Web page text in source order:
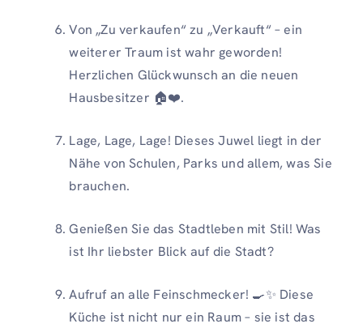
Von „Zu verkaufen“ zu „Verkauft“ – ein
weiterer Traum ist wahr geworden!
Herzlichen Glückwunsch an die neuen
Hausbesitzer 🏠❤️.
Lage, Lage, Lage! Dieses Juwel liegt in der
Nähe von Schulen, Parks und allem, was Sie
brauchen.
Genießen Sie das Stadtleben mit Stil! Was
ist Ihr liebster Blick auf die Stadt?
Aufruf an alle Feinschmecker! 🍳✨ Diese
Küche ist nicht nur ein Raum – sie ist das